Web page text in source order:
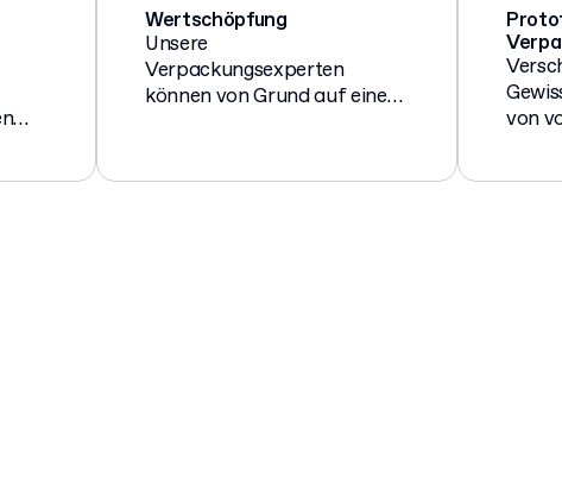
Wertschöpfung
Unsere
Verpackungsexperten
können von Grund auf eine
maximiert und die Kosten bei
von